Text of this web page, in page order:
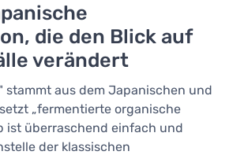
die den Blick auf
verändert
stammt aus dem Japanischen und
„fermentierte organische
ist überraschend einfach und
der klassischen